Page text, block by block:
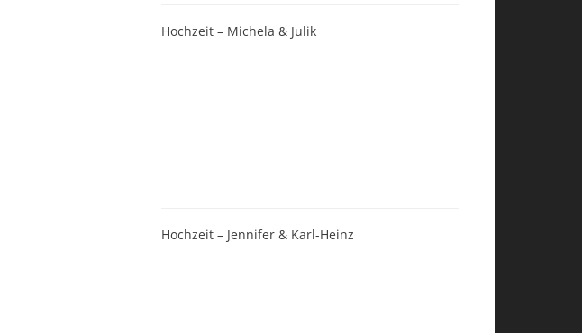
Hochzeit – Michela & Julik
Hochzeit – Jennifer & Karl-Heinz